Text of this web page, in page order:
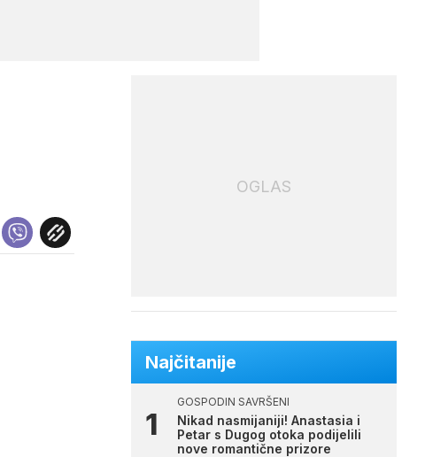
OGLAS
Najčitanije
GOSPODIN SAVRŠENI
Nikad nasmijaniji! Anastasia i
Petar s Dugog otoka podijelili
nove romantične prizore